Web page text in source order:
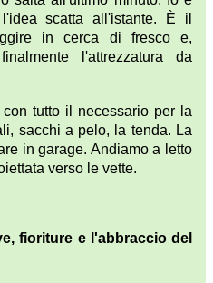
scatta all'istante. È il
in cerca di fresco e,
l'attrezzatura da
con tutto il necessario per la
sacchi a pelo, la tenda. La
in garage. Andiamo a letto
verso le vette.
fioriture e l'abbraccio del